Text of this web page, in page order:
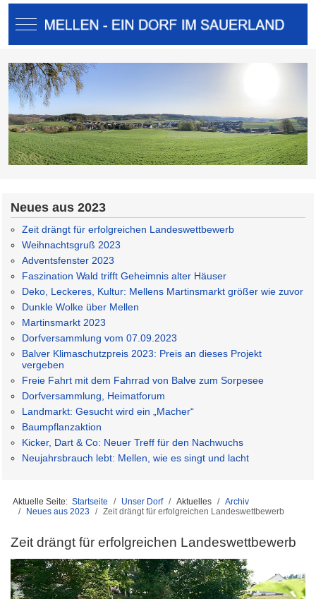
Mobile Menu Toggle
Neues aus 2023
Zeit drängt für erfolgreichen Landeswettbewerb
Weihnachtsgruß 2023
Adventsfenster 2023
Faszination Wald trifft Geheimnis alter Häuser
Deko, Leckeres, Kultur: Mellens Martinsmarkt größer wie zuvor
Dunkle Wolke über Mellen
Martinsmarkt 2023
Dorfversammlung vom 07.09.2023
Balver Klimaschutzpreis 2023: Preis an dieses Projekt
vergeben
Freie Fahrt mit dem Fahrrad von Balve zum Sorpesee
Dorfversammlung, Heimatforum
Landmarkt: Gesucht wird ein „Macher“
Baumpflanzaktion
Kicker, Dart & Co: Neuer Treff für den Nachwuchs
Neujahrsbrauch lebt: Mellen, wie es singt und lacht
Aktuelle Seite: Startseite Unser Dorf Aktuelles
Archiv
Neues aus 2023
Zeit drängt für erfolgreichen Landeswettbewerb
Zeit drängt für erfolgreichen Landeswettbewerb